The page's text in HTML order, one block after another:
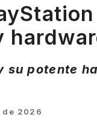
su potente
de 2026